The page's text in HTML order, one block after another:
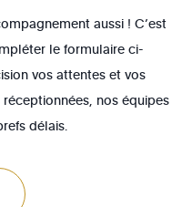
aussi ! C’est
le formulaire ci-
vos attentes et vos
nos équipes
délais.